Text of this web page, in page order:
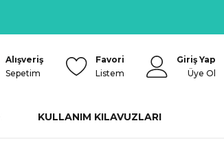
Alışveriş
Sepetim
Favori
Listem
Giriş Yap
Üye Ol
KULLANIM KILAVUZLARI